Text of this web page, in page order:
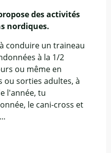
des activités
nordiques.
conduire un traineau
à la 1/2
ou même en
ou sorties adultes, à
l'année, tu
le cani-cross et